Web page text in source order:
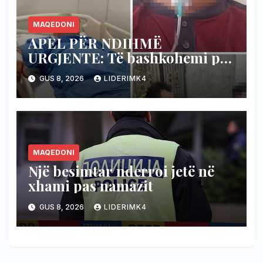
MAQEDONI
APEL PËR NDIHMË
URGJENTE: Të bashkohemi për
shpëtimin e veteranit
kumanovar të dy luftërave
GUS 8, 2026 LIDERIMK4
MAQEDONI
Një besimtar nderroi jetë në
xhami pas namazit
GUS 8, 2026 LIDERIMK4